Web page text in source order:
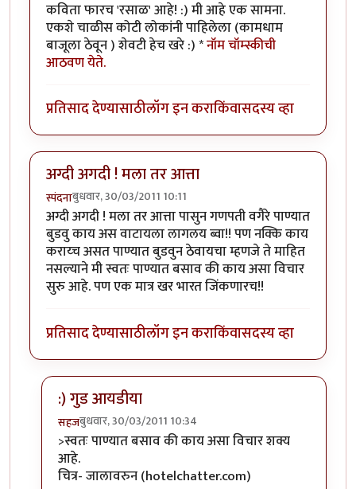
कविता फारच 'रसाळ' आहे! :) मी आहे एक सामना.
एकशे चाळीस कोटी लोकांनी पाहिलेला (कामधाम
बाजूला ठेवून ) शेवटी हेच खरे :) *नॉम चॉम्स्कीची
आठवण येते.
प्रतिसाद देण्यासाठीलॉग इन कराकिंवासदस्य व्हा
अग्दी अगदी ! मला तर आत्ता
स्पंदनाबुधवार, 30/03/2011 10:11
अग्दी अगदी ! मला तर आत्ता पासुन गणपती वगैरे पाण्यात
बुडवु काय अस वाटायला लागलय ब्वा!! पण नक्कि काय
कराय्च असत पाण्यात बुडवुन ठेवायचा म्हणजे ते माहित
नसल्याने मी स्वतः पाण्यात बसाव की काय असा विचार
सुरु आहे. पण एक मात्र खर भारत जिंकणारच!!
प्रतिसाद देण्यासाठीलॉग इन कराकिंवासदस्य व्हा
:) गुड आयडीया
सहजबुधवार, 30/03/2011 10:34
In reply toअग्दी अगदी ! मला तर आत्ताbyस्पंदना
>स्वतः पाण्यात बसाव की काय असा विचार शक्य
आहे.
चित्र- जालावरुन (hotelchatter.com)